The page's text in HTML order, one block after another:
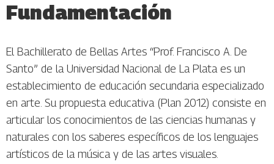
Fundamentación
El Bachillerato de Bellas Artes “Prof. Francisco A. De
Santo” de la Universidad Nacional de La Plata es un
establecimiento de educación secundaria especializado
en arte. Su propuesta educativa (Plan 2012) consiste en
articular los conocimientos de las ciencias humanas y
naturales con los saberes específicos de los lenguajes
artísticos de la música y de las artes visuales.